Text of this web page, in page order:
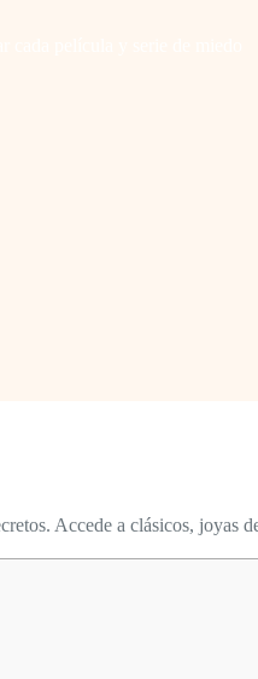
Accede a clásicos, joyas